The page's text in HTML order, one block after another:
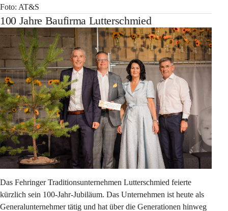
Foto: AT&S
100 Jahre Baufirma Lutterschmied
Das Fehringer Traditionsunternehmen Lutterschmied feierte
kürzlich sein 100-Jahr-Jubiläum. Das Unternehmen ist heute als
Generalunternehmer tätig und hat über die Generationen hinweg